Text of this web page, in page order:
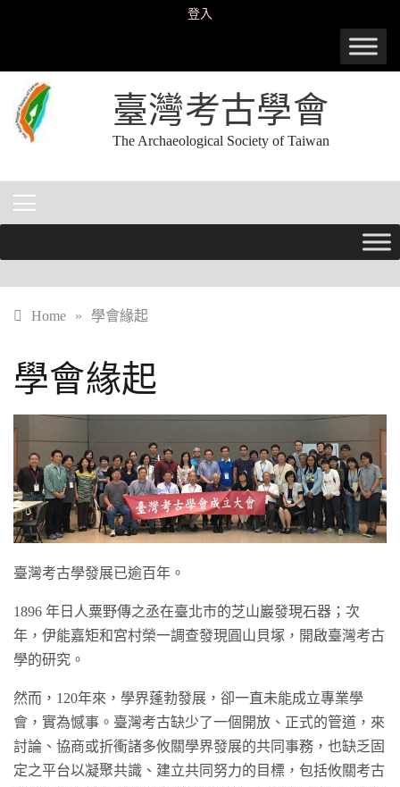
登入
臺灣考古學會
The Archaeological Society of Taiwan
Home » 學會緣起
學會緣起
臺灣考古學發展已逾百年。
1896 年日人粟野傳之丞在臺北市的芝山巖發現石器；次
年，伊能嘉矩和宮村榮一調查發現圓山貝塚，開啟臺灣考古
學的研究。
然而，120年來，學界蓬勃發展，卻一直未能成立專業學
會，實為憾事。臺灣考古缺少了一個開放、正式的管道，來
討論、協商或折衝諸多攸關學界發展的共同事務，也缺乏固
定之平台以凝聚共識、建立共同努力的目標，包括攸關考古